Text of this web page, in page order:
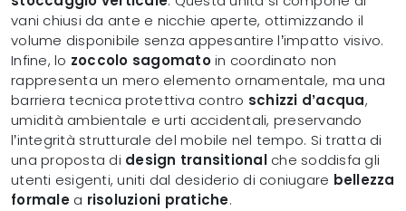
vani chiusi da ante e nicchie aperte, ottimizzando il
volume disponibile senza appesantire l’impatto visivo.
Infine, lo zoccolo sagomatoin coordinato non
rappresenta un mero elemento ornamentale, ma una
barriera tecnica protettiva contro schizzi d’acqua,
umidità ambientale e urti accidentali, preservando
l’integrità strutturale del mobile nel tempo. Si tratta di
una proposta di design transitionalche soddisfa gli
utenti esigenti, uniti dal desiderio di coniugare bellezza
formalea risoluzioni pratiche.